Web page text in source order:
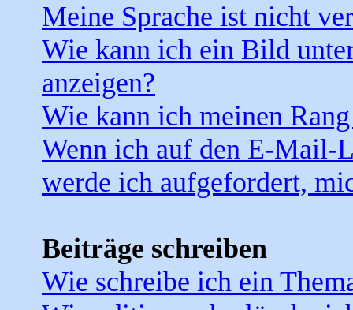
Meine Sprache ist nicht
Wie kann ich ein Bild
anzeigen?
Wie kann ich meinen
Wenn ich auf den E-Mail-
werde ich aufgefordert,
Beiträge schreiben
Wie schreibe ich ein